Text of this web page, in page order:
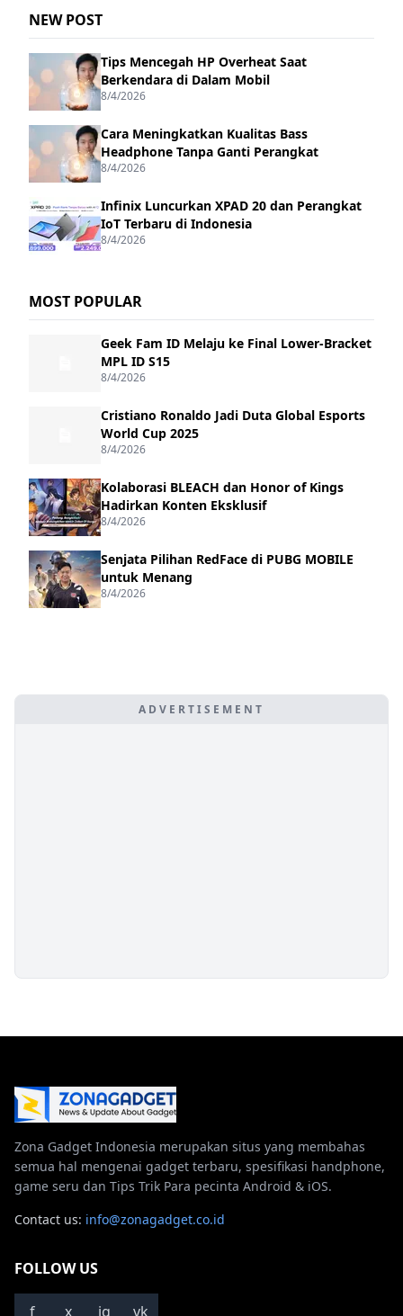
NEW POST
Tips Mencegah HP Overheat Saat
Berkendara di Dalam Mobil
8/4/2026
Cara Meningkatkan Kualitas Bass
Headphone Tanpa Ganti Perangkat
8/4/2026
Infinix Luncurkan XPAD 20 dan Perangkat
IoT Terbaru di Indonesia
8/4/2026
MOST POPULAR
Geek Fam ID Melaju ke Final Lower-Bracket
MPL ID S15
8/4/2026
Cristiano Ronaldo Jadi Duta Global Esports
World Cup 2025
8/4/2026
Kolaborasi BLEACH dan Honor of Kings
Hadirkan Konten Eksklusif
8/4/2026
Senjata Pilihan RedFace di PUBG MOBILE
untuk Menang
8/4/2026
ADVERTISEMENT
Zona Gadget Indonesia merupakan situs yang membahas
semua hal mengenai gadget terbaru, spesifikasi handphone,
game seru dan Tips Trik Para pecinta Android & iOS.
Contact us: info@zonagadget.co.id
FOLLOW US
f x ig vk